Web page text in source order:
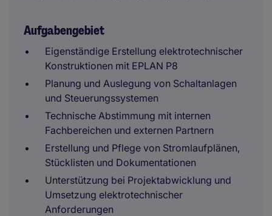
Aufgabengebiet
Eigenständige Erstellung elektrotechnischer
Konstruktionen mit EPLAN P8
Planung und Auslegung von Schaltanlagen
und Steuerungssystemen
Technische Abstimmung mit internen
Fachbereichen und externen Partnern
Erstellung und Pflege von Stromlaufplänen,
Stücklisten und Dokumentationen
Unterstützung bei Projektabwicklung und
Umsetzung elektrotechnischer
Anforderungen